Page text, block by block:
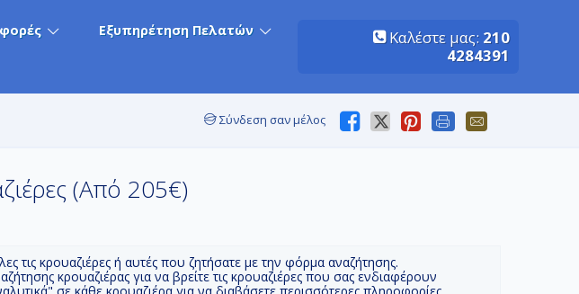
Εξυπηρέτηση Πελατών
Καλέστε μας: 210
4284391
Σύνδεση σαν μέλος
(Aπό 205€)
τις κρουαζιέρες ή αυτές που ζητήσατε με την φόρμα αναζήτησης.
κρουαζιέρας για να βρείτε τις κρουαζιέρες που σας ενδιαφέρουν